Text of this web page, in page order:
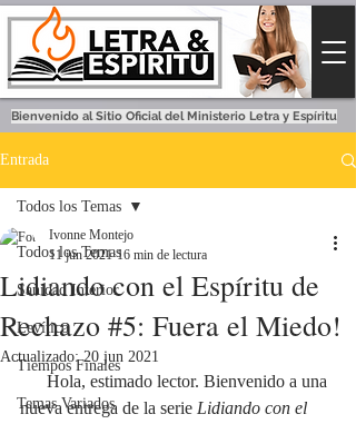
Bienvenido al Sitio Oficial del Ministerio Letra y Espíritu
Entrada
Todos los Temas
Sanidad Interior
Levítico
Tiempos Finales
Temas Variados
Todos los Temas
Lidiando con el Espíritu de
Rechazo #5: Fuera el Miedo!
Ivonne Montejo
11 jun 2021 16 min de lectura
Actualizado:20 jun 2021
nueva entrega de la serie Lidiando con el